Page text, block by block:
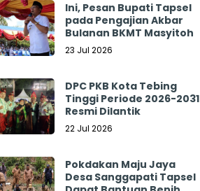
Ini, Pesan Bupati Tapsel
pada Pengajian Akbar
Bulanan BKMT Masyitoh
23 Jul 2026
DPC PKB Kota Tebing
Tinggi Periode 2026-2031
Resmi Dilantik
22 Jul 2026
Pokdakan Maju Jaya
Desa Sanggapati Tapsel